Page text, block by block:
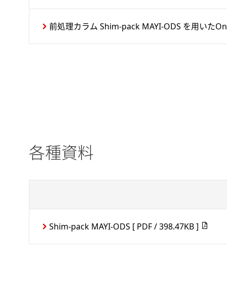
前処理カラム Shim-pack MAYI-ODS を用いた
各種資料
Shim-pack MAYI-ODS [ PDF / 398.47KB ]